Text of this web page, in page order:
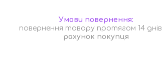
повернення товару протягом 14 днів
рахунок покупця